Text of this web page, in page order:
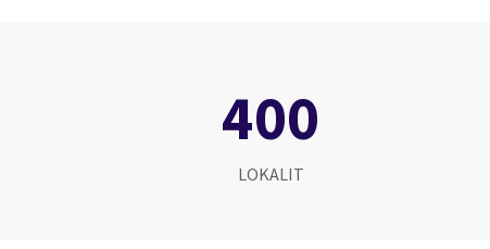
400
LOKALIT